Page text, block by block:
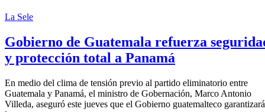
La Sele
Gobierno de Guatemala refuerza
y protección total a Panamá
En medio del clima de tensión previo al partido eliminatorio entre
Guatemala y Panamá, el ministro de Gobernación, Marco Antonio
Villeda, aseguró este jueves que el Gobierno guatemalteco garantizará